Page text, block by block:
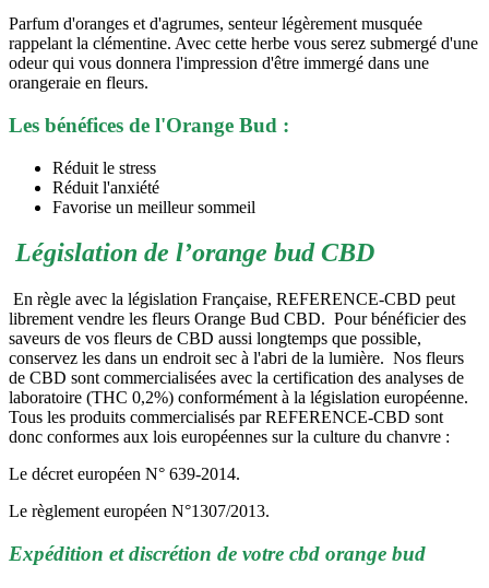
Parfum d'oranges et d'agrumes, senteur légèrement musquée
rappelant la clémentine. Avec cette herbe vous serez submergé d'une
odeur qui vous donnera l'impression d'être immergé dans une
orangeraie en fleurs.
Les bénéfices de l'Orange Bud :
Réduit le stress
Réduit l'anxiété
Favorise un meilleur sommeil
Législation de l’orange bud CBD
En règle avec la législation Française, REFERENCE-CBD peut
librement vendre les fleurs Orange Bud CBD. Pour bénéficier des
saveurs de vos fleurs de CBD aussi longtemps que possible,
conservez les dans un endroit sec à l'abri de la lumière. Nos fleurs
de CBD sont commercialisées avec la certification des analyses de
laboratoire (THC 0,2%) conformément à la législation européenne.
Tous les produits commercialisés par REFERENCE-CBD sont
donc conformes aux lois européennes sur la culture du chanvre :
Le décret européen N° 639-2014.
Le règlement européen N°1307/2013.
Expédition et discrétion de votre cbd orange bud